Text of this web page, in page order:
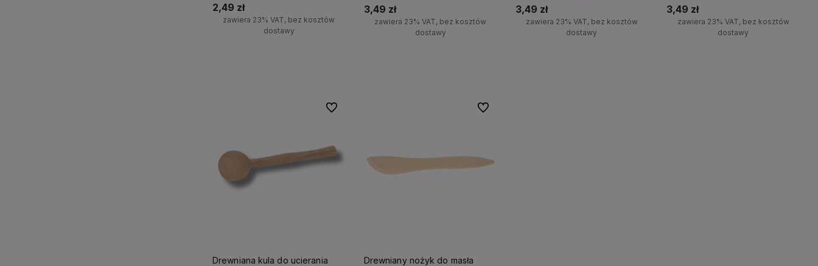
2,49 zł
zawiera 23% VAT, bez kosztów
dostawy
3,49 zł
zawiera 23% VAT, bez kosztów
dostawy
3,49 zł
zawiera 23% VAT, bez kosztów
dostawy
3,49 zł
zawiera 23% VAT, bez kosztów
dostawy
Drewniana kula do ucierania
Do ulubionych
Drewniany nożyk do masła
Do ulubionych